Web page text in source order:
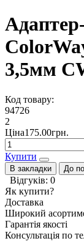
3,5мм
Код товару:
94726
2
Ціна175.00грн.
Купити
В закладки До
Відгуків: 0
Як купити?
Доставка
Широкий
Гарантія якості
Консультація по